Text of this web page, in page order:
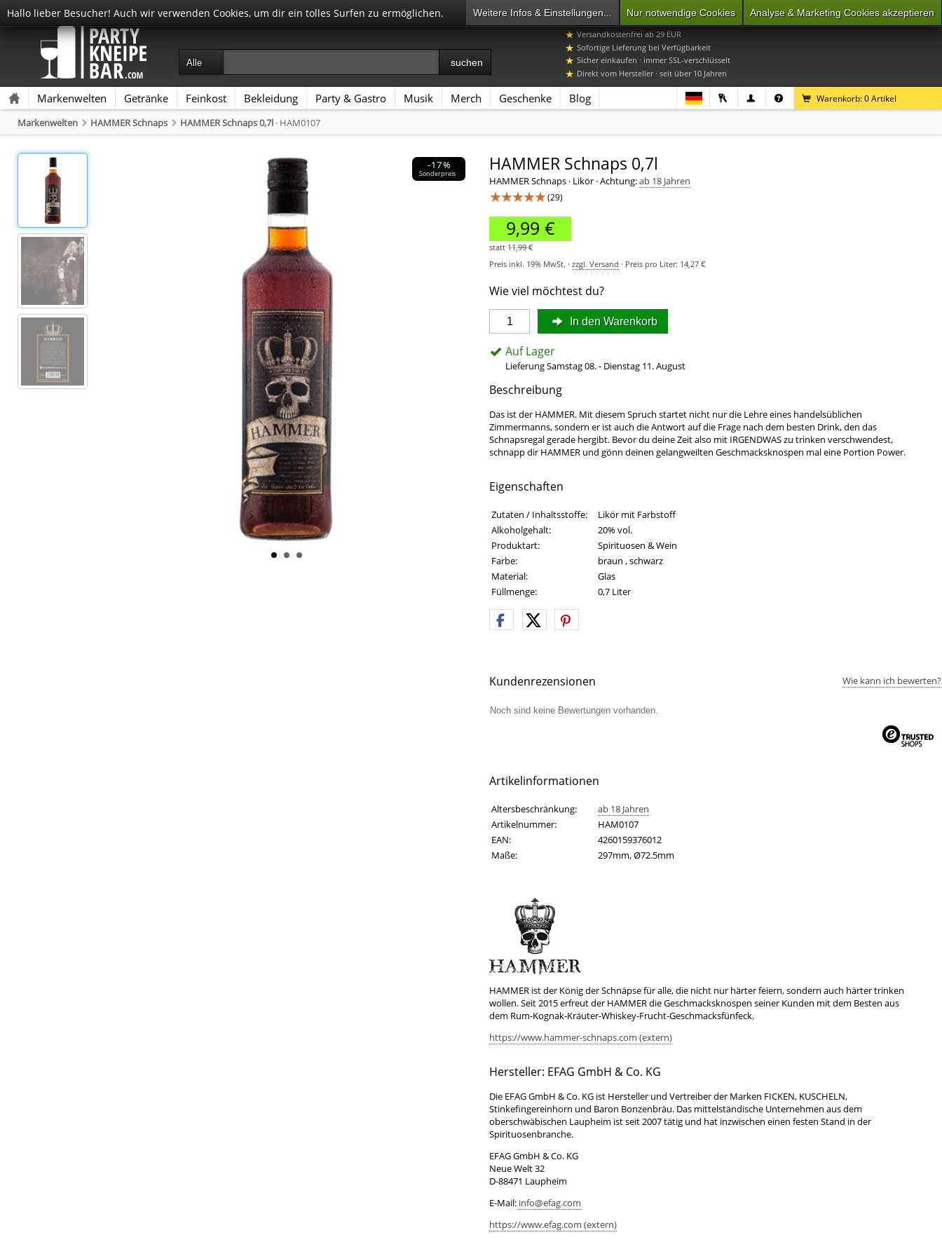
Warenkorb:0Artikel
Markenwelten Getränke Feinkost Bekleidung Party & Gastro Musik Merch Geschenke Blog
07392 96649-0 Mo-Do 9-16 Uhr, Fr 9-15 Uhr
Versandkostenfrei ab 29 EUR
Sofortige Lieferung bei Verfügbarkeit
Sicher einkaufen · immer SSL-verschlüsselt
Direkt vom Hersteller · seit über 10 Jahren
Markenwelten HAMMER Schnaps HAMMER Schnaps 0,7l · HAM0107
-17%
Sonderpreis HAMMER Schnaps 0,7l
HAMMER Schnaps · Likör ·Achtung:ab 18 Jahren
★★★★★(29)
9,99 €
statt 11,99 €
Preis inkl. 19% MwSt. · zzgl. Versand · Preis pro Liter: 14,27 €
Wie viel möchtest du?
In den Warenkorb
Auf Lager
Lieferung Samstag 08. - Dienstag 11. August
Beschreibung
Das ist der HAMMER. Mit diesem Spruch startet nicht nur die Lehre eines handelsüblichen
Zimmermanns, sondern er ist auch die Antwort auf die Frage nach dem besten Drink, den das
Schnapsregal gerade hergibt. Bevor du deine Zeit also mit IRGENDWAS zu trinken verschwendest,
schnapp dir HAMMER und gönn deinen gelangweilten Geschmacksknospen mal eine Portion Power.
Eigenschaften
Eigenschaften des Produkts
Eigenschaft Wert
Zutaten / Inhaltsstoffe:
Likör mit Farbstoff
Alkoholgehalt:
20% vol.
Produktart:
Spirituosen & Wein
Farbe:
braun , schwarz
Material:
Glas
Füllmenge:
0,7 Liter
Kundenrezensionen Wie kann ich bewerten?
Noch sind keine Bewertungen vorhanden.
Artikelinformationen
Artikelinformationen
Eigenschaft Wert
Altersbeschränkung:
ab 18 Jahren
Artikelnummer:
HAM0107
EAN:
4260159376012
Maße:
297mm, Ø72.5mm
HAMMER ist der König der Schnäpse für alle, die nicht nur härter feiern, sondern auch härter trinken
wollen. Seit 2015 erfreut der HAMMER die Geschmacksknospen seiner Kunden mit dem Besten aus
dem Rum-Kognak-Kräuter-Whiskey-Frucht-Geschmacksfünfeck.
https://www.hammer-schnaps.com (extern)
Hersteller: EFAG GmbH & Co. KG
Die EFAG GmbH & Co. KG ist Hersteller und Vertreiber der Marken FICKEN, KUSCHELN,
Stinkefingereinhorn und Baron Bonzenbräu. Das mittelständische Unternehmen aus dem
oberschwäbischen Laupheim ist seit 2007 tätig und hat inzwischen einen festen Stand in der
Spirituosenbranche.
EFAG GmbH & Co. KG
Neue Welt 32
D-88471 Laupheim
E-Mail: info@efag.com
https://www.efag.com (extern)
Hallo lieber Besucher! Auch wir verwenden Cookies, um dir ein tolles Surfen zu ermöglichen. Analyse & Marketing Cookies akzeptieren
Nur notwendige Cookies
Weitere Infos & Einstellungen...